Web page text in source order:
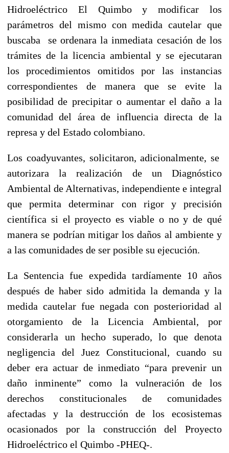
Hidroeléctrico El Quimboy modificar los
parámetros del mismo con medida cautelar que
buscaba se ordenara la inmediata cesación de los
trámites de la licencia ambiental y se ejecutaran
los procedimientos omitidos por las instancias
correspondientes de manera que se evite la
posibilidad de precipitar o aumentar el daño a la
comunidad del área de influencia directa de la
represa y del Estado colombiano.
Los coadyuvantes, solicitaron, adicionalmente, se
autorizara larealización de un Diagnóstico
Ambiental de Alternativas, independiente e integral
que permita determinar con rigor y precisión
científica si el proyecto es viable o no y de qué
manera se podrían mitigar los daños al ambiente y
a las comunidades de ser posible su ejecución.
La Sentencia fue expedida tardíamente 10 años
después de haber sido admitida la demanda y la
medida cautelar fue negada con posterioridad al
otorgamiento de la Licencia Ambiental, por
considerarla un hecho superado, lo que denota
negligencia del Juez Constitucional, cuando su
deber era actuar de inmediato “para prevenir un
daño inminente” como la vulneración de los
derechos constitucionales de comunidades
afectadas y la destrucción de los ecosistemas
ocasionados por la construcción del Proyecto
Hidroeléctrico el Quimbo -PHEQ-.